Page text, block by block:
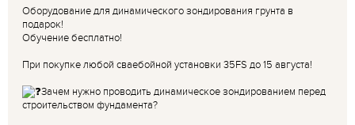
Оборудование для динамического зондирования грунта в
подарок!
Обучение бесплатно!
При покупке любой сваебойной установки 35FS до 15 августа!
Зачем нужно проводить динамическое зондированием перед
строительством фундамента?